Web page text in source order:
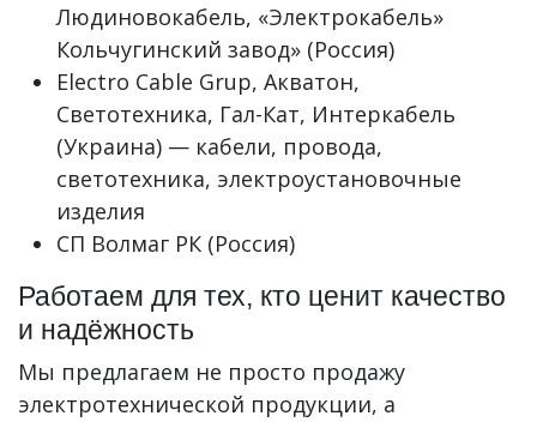
Людиновокабель, «Электрокабель»
Кольчугинский завод» (Россия)
Electro Cable Grup, Акватон,
Светотехника, Гал-Кат, Интеркабель
(Украина) — кабели, провода,
светотехника, электроустановочные
изделия
СП Волмаг РК (Россия)
Работаем для тех, кто ценит качество
и надёжность
Мы предлагаем не просто продажу
электротехнической продукции, а